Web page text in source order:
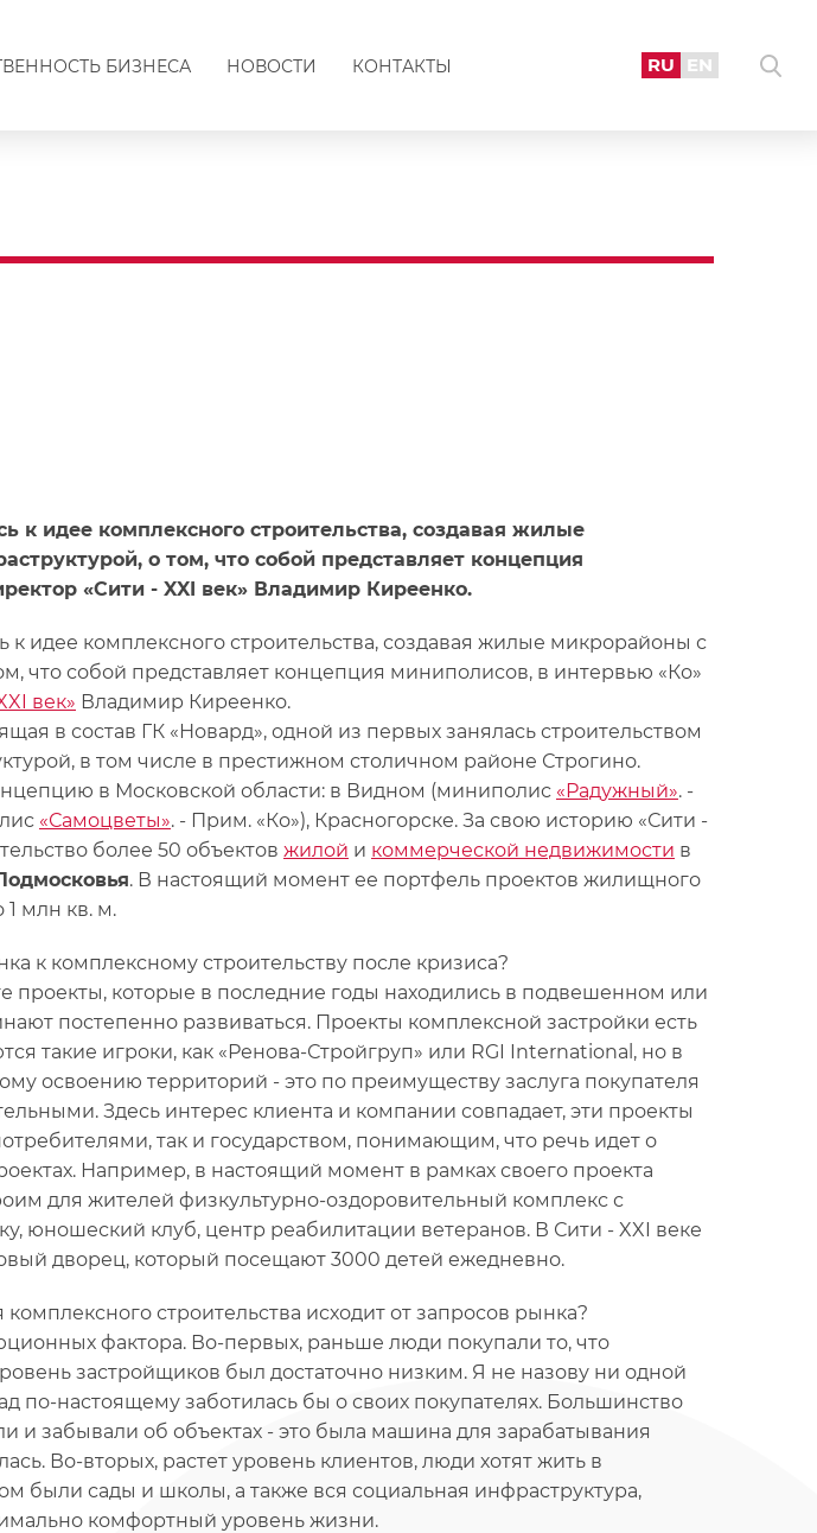
БИЗНЕСА НОВОСТИ КОНТАКТЫ RU EN
к идее комплексного строительства, создавая жилые
о том, что собой представляет концепция
«Сити - XXI век» Владимир Киреенко.
идее комплексного строительства, создавая жилые микрорайоны с
что собой представляет концепция миниполисов, в интервью «Ко»
век» Владимир Киреенко.
в состав ГК «Новард», одной из первых занялась строительством
в том числе в престижном столичном районе Строгино.
в Московской области: в Видном (миниполис «Радужный». -
«Самоцветы». - Прим. «Ко»), Красногорске. За свою историю «Сити -
более 50 объектов жилой и коммерческой недвижимости в
. В настоящий момент ее портфель проектов жилищного
1 млн кв. м.
к комплексному строительству после кризиса?
проекты, которые в последние годы находились в подвешенном или
постепенно развиваться. Проекты комплексной застройки есть
такие игроки, как «Ренова-Стройгруп» или RGI International, но в
освоению территорий - это по преимуществу заслуга покупателя
Здесь интерес клиента и компании совпадает, эти проекты
так и государством, понимающим, что речь идет о
Например, в настоящий момент в рамках своего проекта
для жителей физкультурно-оздоровительный комплекс с
юношеский клуб, центр реабилитации ветеранов. В Сити - XXI веке
дворец, который посещают 3000 детей ежедневно.
строительства исходит от запросов рынка?
фактора. Во-первых, раньше люди покупали то, что
застройщиков был достаточно низким. Я не назову ни одной
по-настоящему заботилась бы о своих покупателях. Большинство
и забывали об объектах - это была машина для зарабатывания
Во-вторых, растет уровень клиентов, люди хотят жить в
были сады и школы, а также вся социальная инфраструктура,
комфортный уровень жизни.